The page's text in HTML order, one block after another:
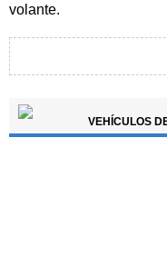
volante.
VEHÍCULOS